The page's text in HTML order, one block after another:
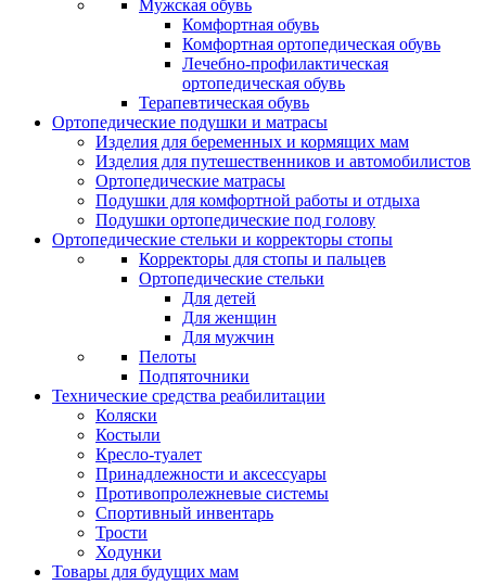
Мужская обувь
Комфортная обувь
Комфортная ортопедическая обувь
Лечебно-профилактическая
ортопедическая обувь
Терапевтическая обувь
Ортопедические подушки и матрасы
Изделия для беременных и кормящих мам
Изделия для путешественников и автомобилистов
Ортопедические матрасы
Подушки для комфортной работы и отдыха
Подушки ортопедические под голову
Ортопедические стельки и корректоры стопы
Корректоры для стопы и пальцев
Ортопедические стельки
Для детей
Для женщин
Для мужчин
Пелоты
Подпяточники
Технические средства реабилитации
Коляски
Костыли
Кресло-туалет
Принадлежности и аксессуары
Противопролежневые системы
Спортивный инвентарь
Трости
Ходунки
Товары для будущих мам